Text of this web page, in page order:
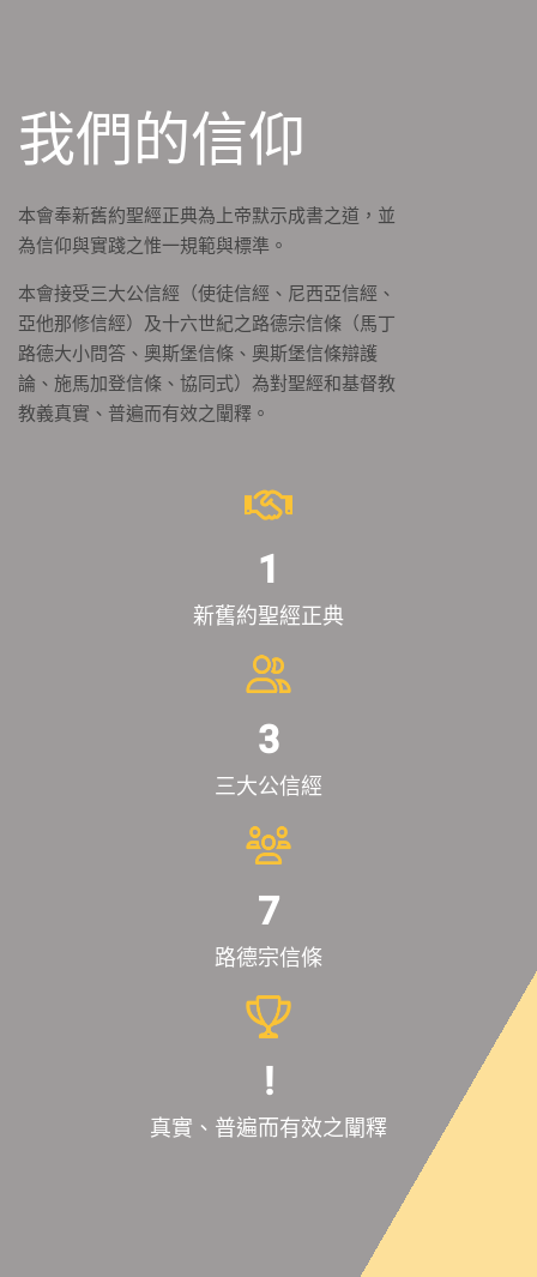
我們的信仰
本會奉新舊約聖經正典為上帝默示成書之道，並
為信仰與實踐之惟一規範與標準。
本會接受三大公信經（使徒信經、尼西亞信經、
亞他那修信經）及十六世紀之路德宗信條（馬丁
路德大小問答、奧斯堡信條、奧斯堡信條辯護
論、施馬加登信條、協同式）為對聖經和基督教
教義真實、普遍而有效之闡釋。
1
新舊約聖經正典
3
三大公信經
7
路德宗信條
!
真實、普遍而有效之闡釋